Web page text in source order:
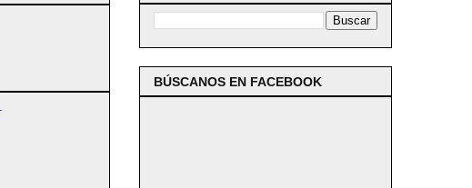
BÚSCANOS EN FACEBOOK